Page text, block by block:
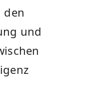
den
und